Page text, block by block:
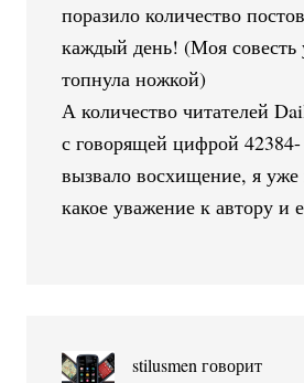
поразило количество
каждый день! (Моя
топнула ножкой)
А количество читателей
с говорящей цифрой
вызвало восхищение, я
какое уважение к автору и
stilusmen говорит